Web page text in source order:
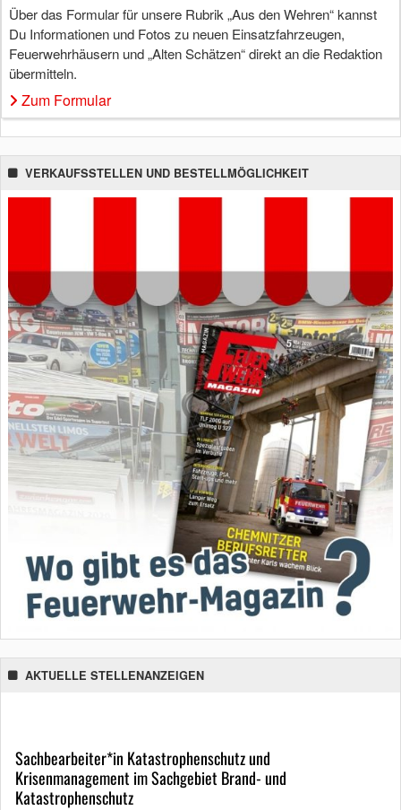
Über das Formular für unsere Rubrik „Aus den Wehren“ kannst
Du Informationen und Fotos zu neuen Einsatzfahrzeugen,
Feuerwehrhäusern und „Alten Schätzen“ direkt an die Redaktion
übermitteln.
Zum Formular
VERKAUFSSTELLEN UND BESTELLMÖGLICHKEIT
AKTUELLE STELLENANZEIGEN
Sachbearbeiter*in Katastrophenschutz und
Krisenmanagement im Sachgebiet Brand- und
Katastrophenschutz